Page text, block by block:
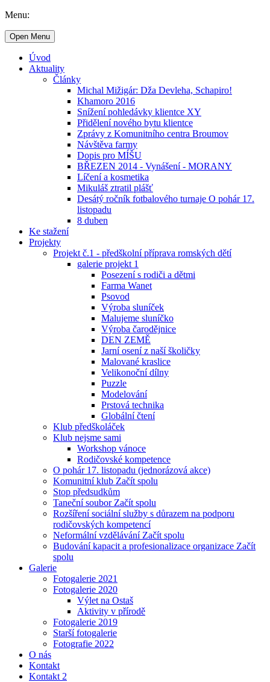
Menu:
Open Menu
Úvod
Aktuality
Články
Michal Mižigár: Dža Devleha, Schapiro!
Khamoro 2016
Snížení pohledávky klientce XY
Přidělení nového bytu klientce
Zprávy z Komunitního centra Broumov
Návštěva farmy
Dopis pro MÍŠU
BŘEZEN 2014 - Vynášení - MORANY
Líčení a kosmetika
Mikuláš ztratil plášť
Desátý ročník fotbalového turnaje O pohár 17.
listopadu
8 duben
Ke stažení
Projekty
Projekt č.1 - předškolní příprava romských dětí
galerie projekt 1
Posezení s rodiči a dětmi
Farma Wanet
Psovod
Výroba sluníček
Malujeme sluníčko
Výroba čarodějnice
DEN ZEMĚ
Jarní osení z naší školičky
Malované kraslice
Velikonoční dílny
Puzzle
Modelování
Prstová technika
Globální čtení
Klub předškoláček
Klub nejsme sami
Workshop vánoce
Rodičovské kompetence
O pohár 17. listopadu (jednorázová akce)
Komunitní klub Začít spolu
Stop předsudkům
Taneční soubor Začít spolu
Rozšíření sociální služby s důrazem na podporu
rodičovských kompetencí
Neformální vzdělávání Začít spolu
Budování kapacit a profesionalizace organizace Začít
spolu
Galerie
Fotogalerie 2021
Fotogalerie 2020
Výlet na Ostaš
Aktivity v přírodě
Fotogalerie 2019
Starší fotogalerie
Fotografie 2022
O nás
Kontakt
Kontakt 2